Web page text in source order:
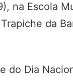
na Escola
da
do Dia